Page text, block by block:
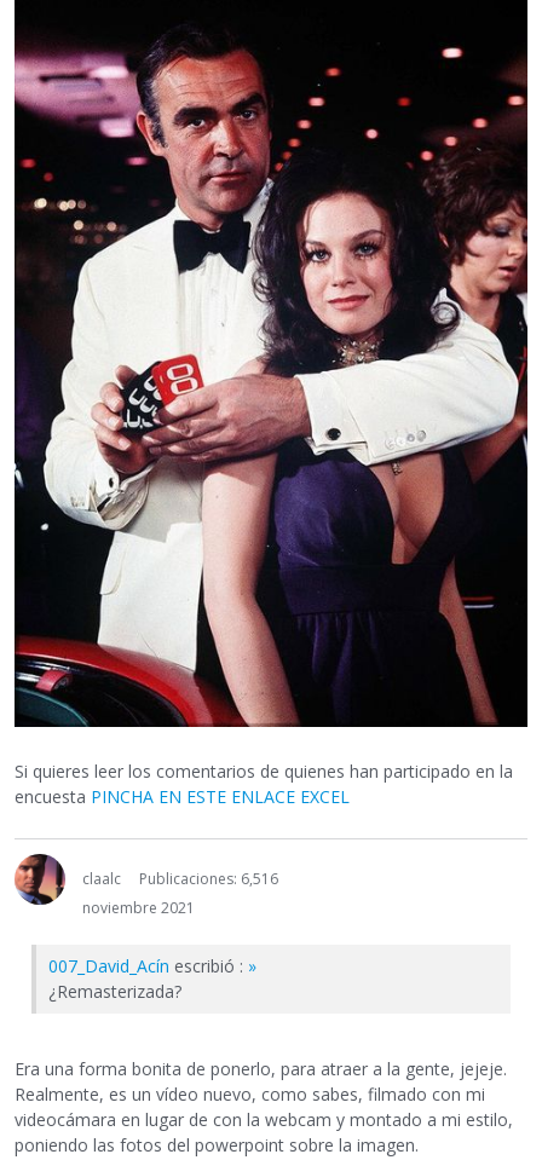
Si quieres leer los comentarios de quienes han participado en la
encuesta PINCHA EN ESTE ENLACE EXCEL
claalc
Publicaciones: 6,516
noviembre 2021
007_David_Acín escribió : »
¿Remasterizada?
Era una forma bonita de ponerlo, para atraer a la gente, jejeje.
Realmente, es un vídeo nuevo, como sabes, filmado con mi
videocámara en lugar de con la webcam y montado a mi estilo,
poniendo las fotos del powerpoint sobre la imagen.